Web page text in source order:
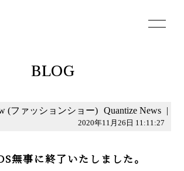
BLOG
(ファッションショー) Quantize News |
2020年11月26日 11:11:27
無事に終了いたしました。